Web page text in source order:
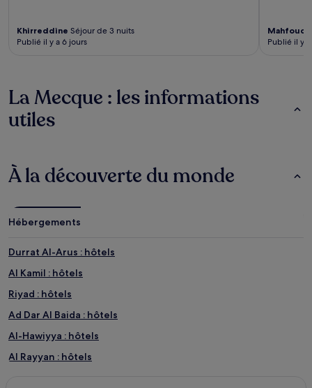
Khirreddine Séjour de 3 nuits
Publié il y a 6 jours
Mahfoud
Publié il y a
La Mecque : les informations
utiles
À la découverte du monde
Hébergements
Durrat Al-Arus : hôtels
Al Kamil : hôtels
Riyad : hôtels
Ad Dar Al Baida : hôtels
Al-Hawiyya : hôtels
Al Rayyan : hôtels